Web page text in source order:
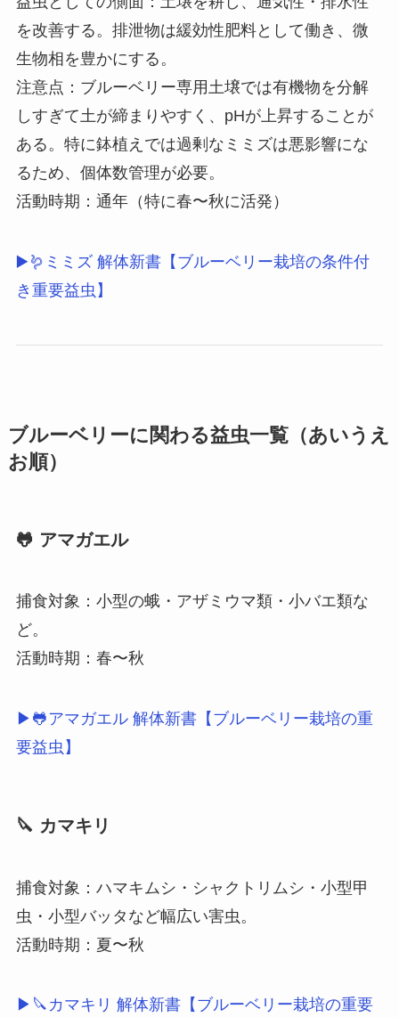
を改善する。排泄物は緩効性肥料として働き、微
生物相を豊かにする。
注意点：ブルーベリー専用土壌では有機物を分解
しすぎて土が締まりやすく、pHが上昇することが
ある。特に鉢植えでは過剰なミミズは悪影響にな
るため、個体数管理が必要。
活動時期：通年（特に春〜秋に活発）
▶🪱ミミズ 解体新書【ブルーベリー栽培の条件付
き重要益虫】
ブルーベリーに関わる益虫一覧（あいうえ
お順）
🐸 アマガエル
捕食対象：小型の蛾・アザミウマ類・小バエ類な
ど。
活動時期：春〜秋
▶🐸アマガエル 解体新書【ブルーベリー栽培の重
要益虫】
🔪 カマキリ
捕食対象：ハマキムシ・シャクトリムシ・小型甲
虫・小型バッタなど幅広い害虫。
活動時期：夏〜秋
▶🔪カマキリ 解体新書【ブルーベリー栽培の重要